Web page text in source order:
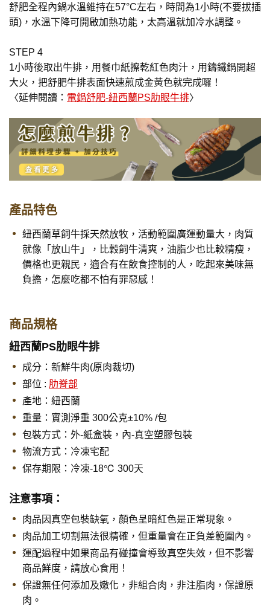
舒肥全程內鍋水溫維持在57°C左右，時間為1小時(不要拔插
頭)，水溫下降可開啟加熱功能，太高溫就加冷水調整。
STEP 4
1小時後取出牛排，用餐巾紙擦乾紅色肉汁，用鑄鐵鍋開超
大火，把舒肥牛排表面快速煎成金黃色就完成囉！
〈延伸閱讀： 電鍋舒肥-紐西蘭PS肋眼牛排〉
產品特色
紐西蘭草飼牛採天然放牧，活動範圍廣運動量大，肉質
就像「放山牛」，比穀飼牛清爽，油脂少也比較精瘦，
價格也更親民，適合有在飲食控制的人，吃起來美味無
負擔，怎麼吃都不怕有罪惡感！
商品規格
紐西蘭PS肋眼牛排
成分：新鮮牛肉(原肉裁切)
部位 : 肋脊部
產地：紐西蘭
重量：實測淨重 300公克±10% /包
包裝方式：外-紙盒裝，內-真空塑膠包裝
物流方式：冷凍宅配
保存期限： 冷凍-18℃ 300天
注意事項：
肉品因真空包裝缺氧，顏色呈暗紅色是正常現象。
肉品加工切割無法很精確，但重量會在正負差範圍內。
運配過程中如果商品有碰撞會導致真空失效，但不影響
商品鮮度，請放心食用！
保證無任何添加及嫩化，非組合肉，非注脂肉，保證原
肉。